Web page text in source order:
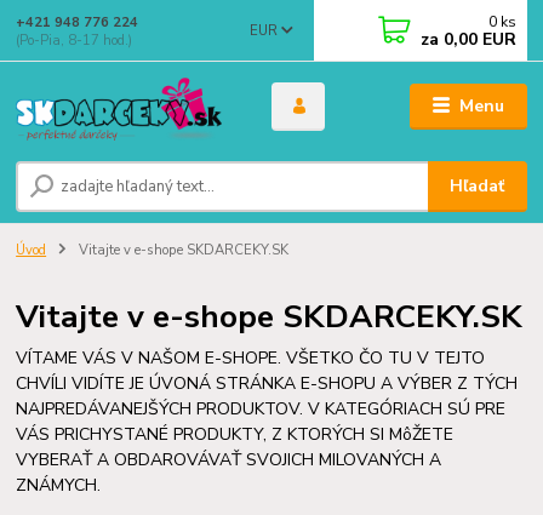
Menu
EUR
Hľadať
+421 948 776 224
(Po-Pia, 8-17 hod.)
0 ks
za 0,00 EUR
Úvod Vitajte v e-shope SKDARCEKY.SK
Vitajte v e-shope SKDARCEKY.SK
VÍTAME VÁS V NAŠOM E-SHOPE. VŠETKO ČO TU V TEJTO
CHVÍLI VIDÍTE JE ÚVONÁ STRÁNKA E-SHOPU A VÝBER Z TÝCH
NAJPREDÁVANEJŠÝCH PRODUKTOV. V KATEGÓRIACH SÚ PRE
VÁS PRICHYSTANÉ PRODUKTY, Z KTORÝCH SI MôŽETE
VYBERAŤ A OBDAROVÁVAŤ SVOJICH MILOVANÝCH A
ZNÁMYCH.